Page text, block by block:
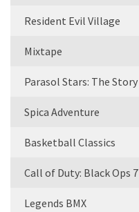
Resident Evil Village
Mixtape
Parasol Stars: The
Spica Adventure
Basketball Classics
Call of Duty: Black Ops 7
Legends BMX